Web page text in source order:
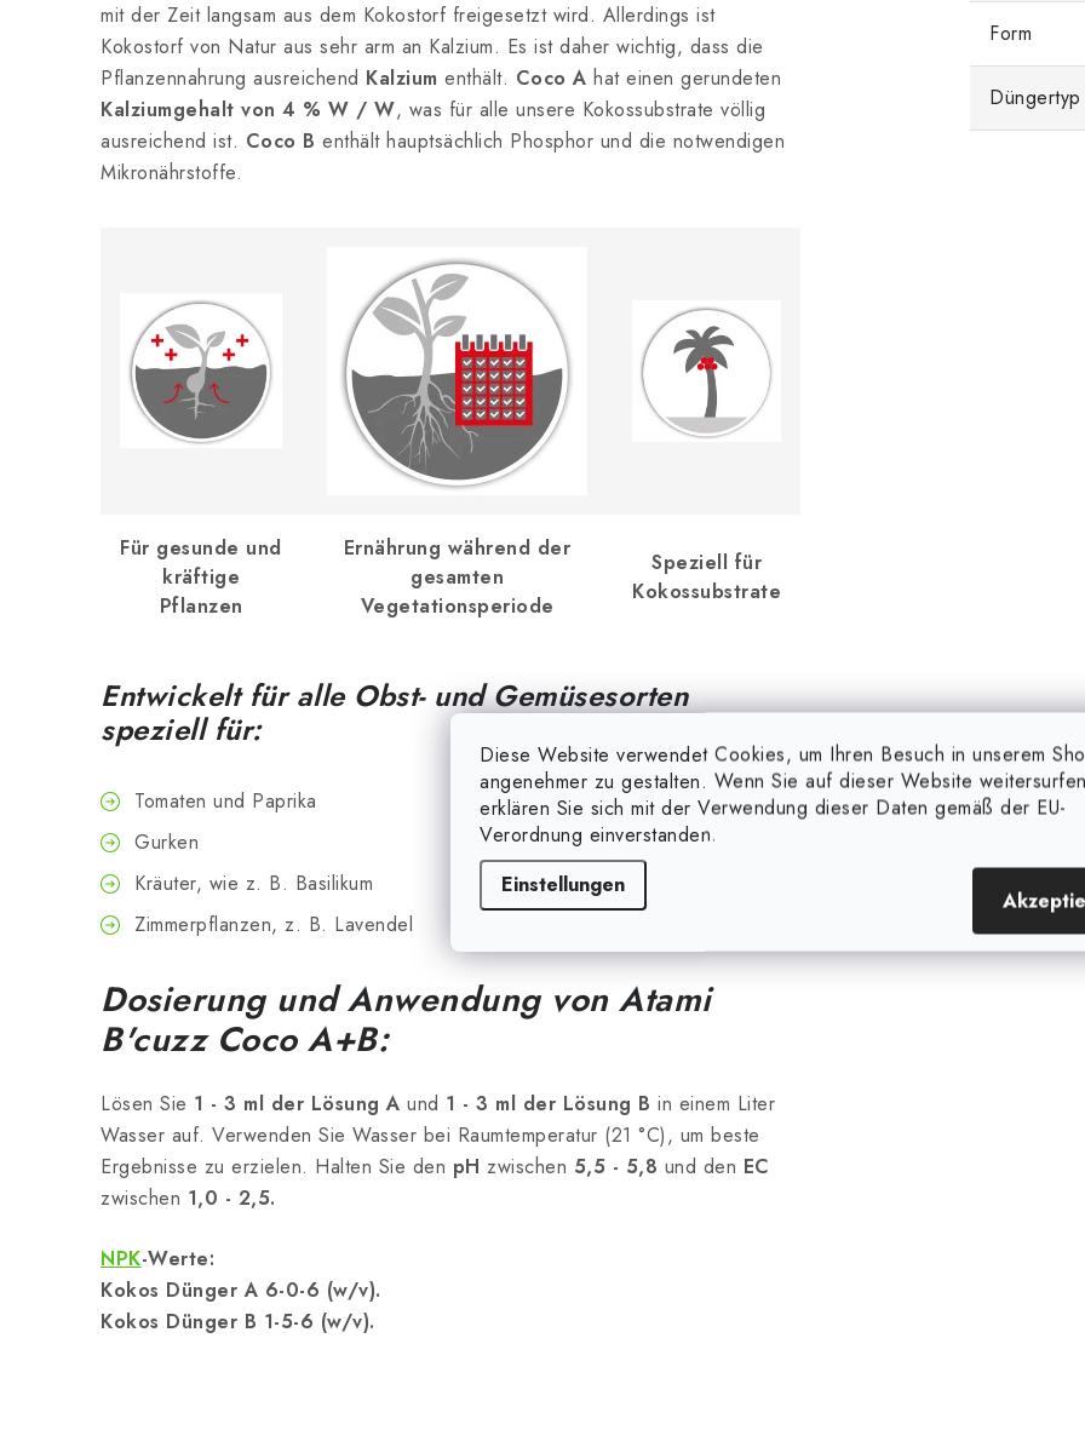
Diese Website verwendet Cookies, um Ihren Besuch in unserem
angenehmer zu gestalten. Wenn Sie auf dieser Website
erklären Sie sich mit der Verwendung dieser Daten gemäß der EU-
Verordnung einverstanden.
Einstellungen
mit der Zeit langsam aus dem Kokostorf freigesetzt wird. Allerdings ist
Kokostorf von Natur aus sehr arm an Kalzium. Es ist daher wichtig, dass die
Pflanzennahrung ausreichend Kalzium enthält. Coco A hat einen gerundeten
Kalziumgehalt von 4 % W / W, was für alle unsere Kokossubstrate völlig
ausreichend ist. Coco B enthält hauptsächlich Phosphor und die notwendigen
Mikronährstoffe.
Für gesunde und
kräftige
Pflanzen
Ernährung während der
gesamten
Vegetationsperiode
Speziell für
Kokossubstrate
Entwickelt für alle Obst- und Gemüsesorten
speziell für:
Tomaten und Paprika
Gurken
Kräuter, wie z. B. Basilikum
Zimmerpflanzen, z. B. Lavendel
Dosierung und Anwendung von Atami
B'cuzz Coco A+B:
Lösen Sie 1 - 3 ml der Lösung A und 1 - 3 ml der Lösung B in einem Liter
Wasser auf. Verwenden Sie Wasser bei Raumtemperatur (21 °C), um beste
Ergebnisse zu erzielen. Halten Sie den pH zwischen 5,5 - 5,8 und den EC
zwischen 1,0 - 2,5.
NPK-Werte:
Kokos Dünger A 6-0-6 (w/v).
Kokos Dünger B 1-5-6 (w/v).
Form
Düngertyp